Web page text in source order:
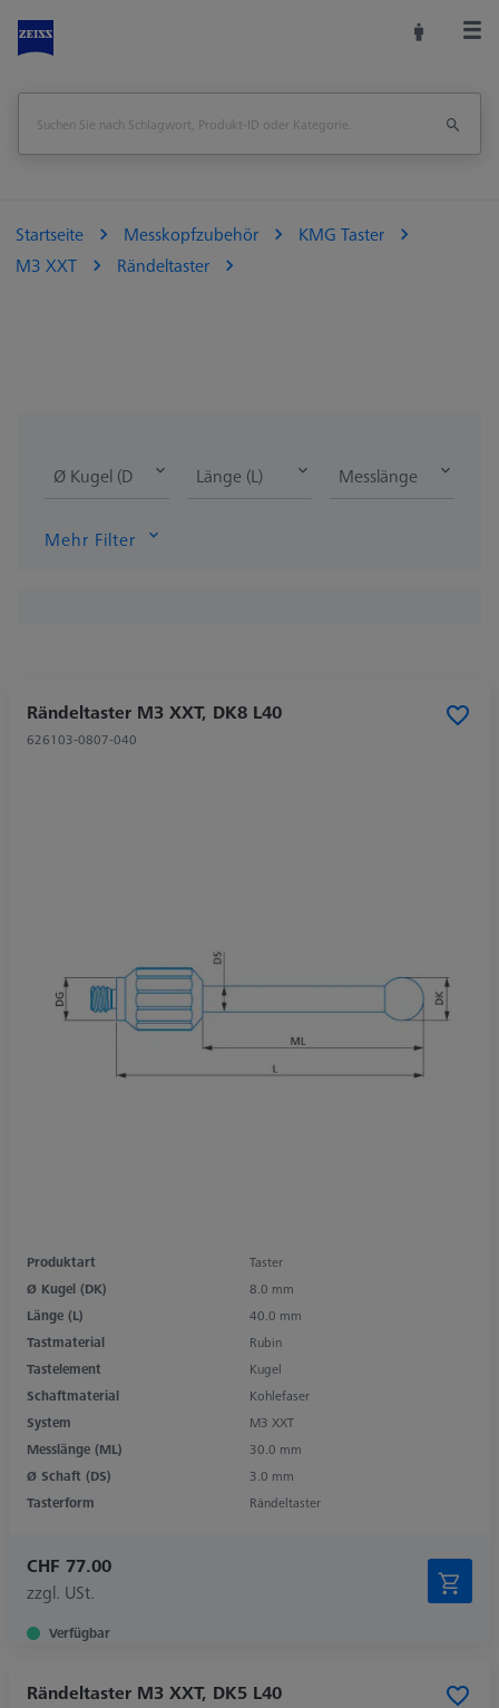
Startseite Messkopfzubehör
KMG Taster
M3 XXT
Rändeltaster
Ø Kugel (DK) Länge (L) Messlänge (ML)
Mehr Filter
Rändeltaster M3 XXT, DK8 L40
626103-0807-040
Produktart
Taster
Ø Kugel (DK)
8.0 mm
Länge (L)
40.0 mm
Tastmaterial
Rubin
Tastelement
Kugel
Schaftmaterial
Kohlefaser
System
M3 XXT
Messlänge (ML)
30.0 mm
Ø Schaft (DS)
3.0 mm
Tasterform
Rändeltaster
CHF 77.00
zzgl. USt.
Verfügbar
Rändeltaster M3 XXT, DK5 L40